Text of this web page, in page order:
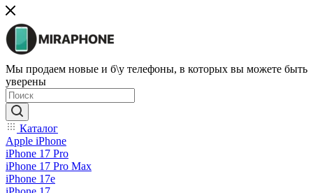
Мы продаем новые и б\у телефоны, в которых вы можете быть
уверены
Каталог
Apple iPhone
iPhone 17 Pro
iPhone 17 Pro Max
iPhone 17e